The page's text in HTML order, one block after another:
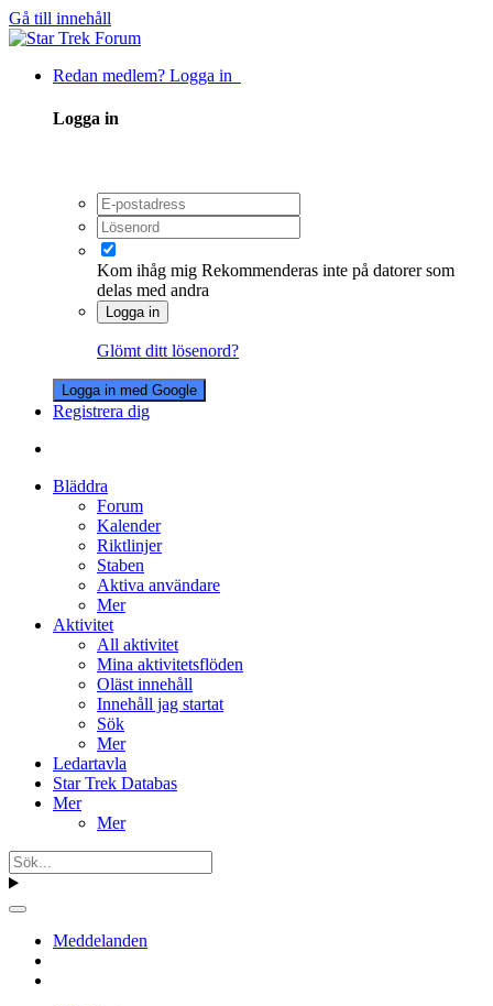
Gå till innehåll
Redan medlem? Logga in
Logga in
Kom ihåg mig Rekommenderas inte på datorer som
delas med andra
Logga in
Glömt ditt lösenord?
Logga in med Google
Registrera dig
Bläddra
Forum
Kalender
Riktlinjer
Staben
Aktiva användare
Mer
Aktivitet
All aktivitet
Mina aktivitetsflöden
Oläst innehåll
Innehåll jag startat
Sök
Mer
Ledartavla
Star Trek Databas
Mer
Mer
Meddelanden